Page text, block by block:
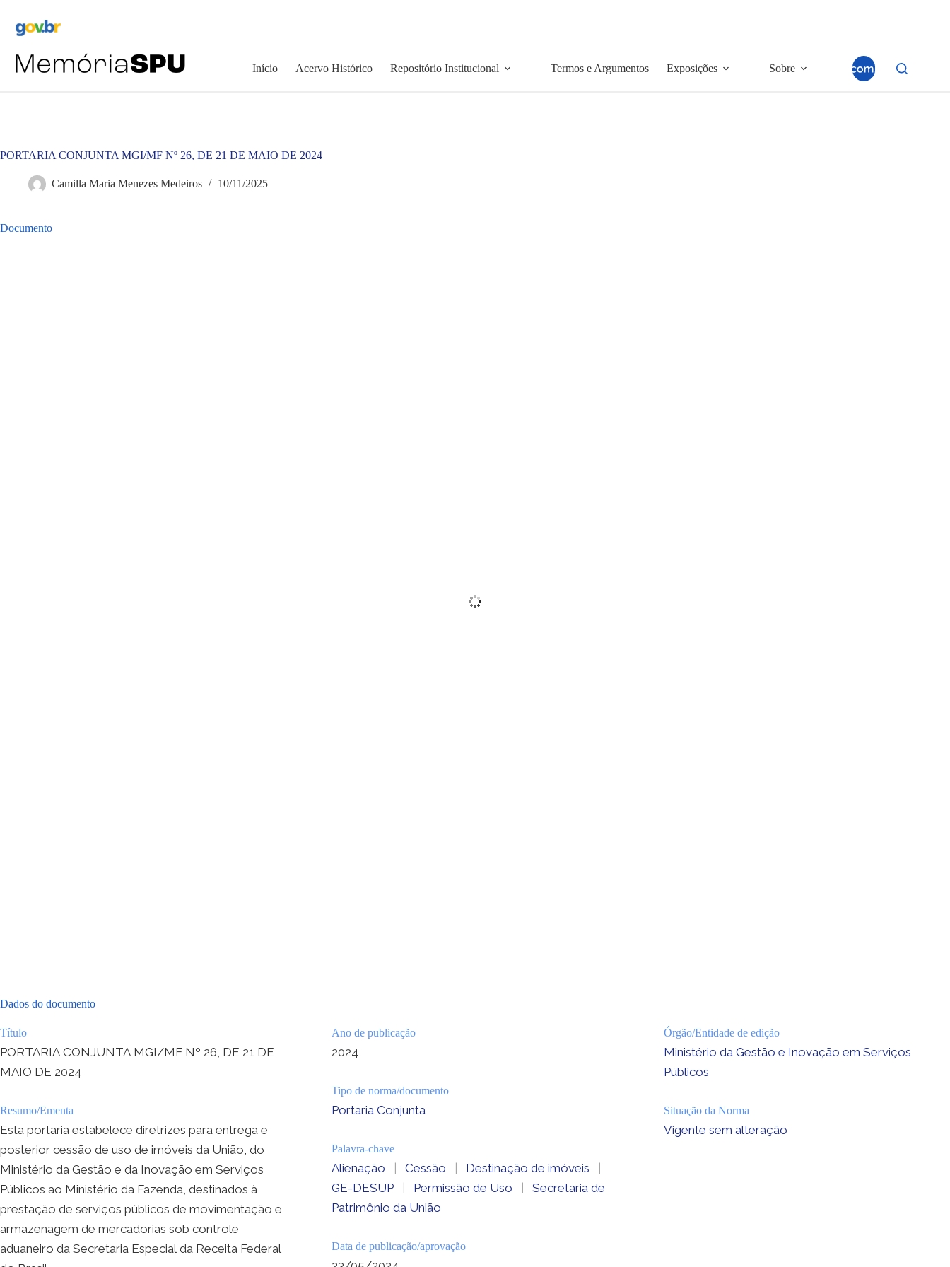
Início Acervo Histórico Repositório Institucional Termos e Argumentos Exposições Sobre
PORTARIA CONJUNTA MGI/MF Nº 26, DE 21 DE MAIO DE 2024
Camilla Maria Menezes Medeiros 10/11/2025
Documento
Dados do documento
Título
PORTARIA CONJUNTA MGI/MF Nº 26, DE 21 DE
MAIO DE 2024
Resumo/Ementa
Esta portaria estabelece diretrizes para entrega e
posterior cessão de uso de imóveis da União, do
Ministério da Gestão e da Inovação em Serviços
Públicos ao Ministério da Fazenda, destinados à
prestação de serviços públicos de movimentação e
armazenagem de mercadorias sob controle
aduaneiro da Secretaria Especial da Receita Federal
Ano de publicação
2024
Tipo de norma/documento
Portaria Conjunta
Palavra-chave
Alienação | Cessão | Destinação de imóveis
|
GE-DESUP
| Permissão de Uso |
Secretaria de
Patrimônio da União
Data de publicação/aprovação
Órgão/Entidade de edição
Ministério da Gestão e Inovação em Serviços
Públicos
Situação da Norma
Vigente sem alteração